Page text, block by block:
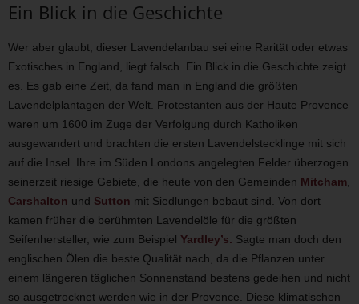
Ein Blick in die Geschichte
Wer aber glaubt, dieser Lavendelanbau sei eine Rarität oder etwas
Exotisches in England, liegt falsch. Ein Blick in die Geschichte zeigt
es. Es gab eine Zeit, da fand man in England die größten
Lavendelplantagen der Welt. Protestanten aus der Haute Provence
waren um 1600 im Zuge der Verfolgung durch Katholiken
ausgewandert und brachten die ersten Lavendelstecklinge mit sich
auf die Insel. Ihre im Süden Londons angelegten Felder überzogen
seinerzeit riesige Gebiete, die heute von den Gemeinden Mitcham
Carshalton und Sutton mit Siedlungen bebaut sind. Von dort
kamen früher die berühmten Lavendelöle für die größten
Seifenhersteller, wie zum Beispiel Yardley’s. Sagte man doch den
englischen Ölen die beste Qualität nach, da die Pflanzen unter
einem längeren täglichen Sonnenstand bestens gedeihen und nicht
so ausgetrocknet werden wie in der Provence. Diese klimatischen